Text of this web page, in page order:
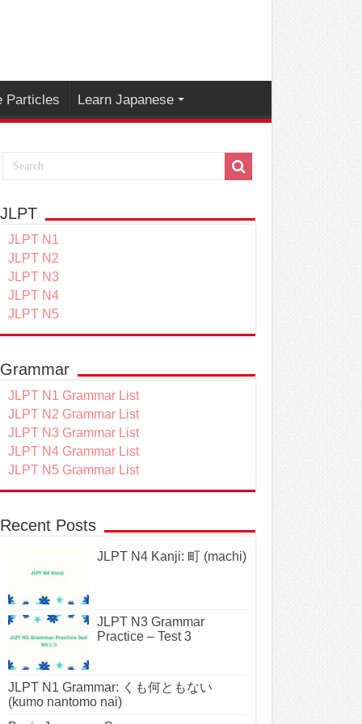
Particles Learn Japanese
JLPT
JLPT N1
JLPT N2
JLPT N3
JLPT N4
JLPT N5
Grammar
JLPT N1 Grammar List
JLPT N2 Grammar List
JLPT N3 Grammar List
JLPT N4 Grammar List
JLPT N5 Grammar List
Recent Posts
JLPT N4 Kanji: 町 (machi)
JLPT N3 Grammar
Practice – Test 3
JLPT N1 Grammar: くも何ともない
(kumo nantomo nai)